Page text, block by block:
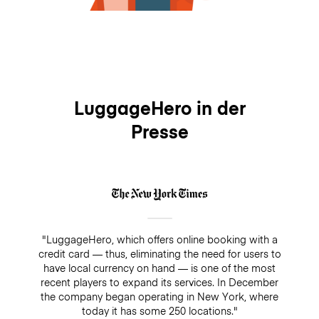
LuggageHero in der
Presse
"LuggageHero, which offers online booking with a
credit card — thus, eliminating the need for users to
have local currency on hand — is one of the most
recent players to expand its services. In December
the company began operating in New York, where
today it has some 250 locations."